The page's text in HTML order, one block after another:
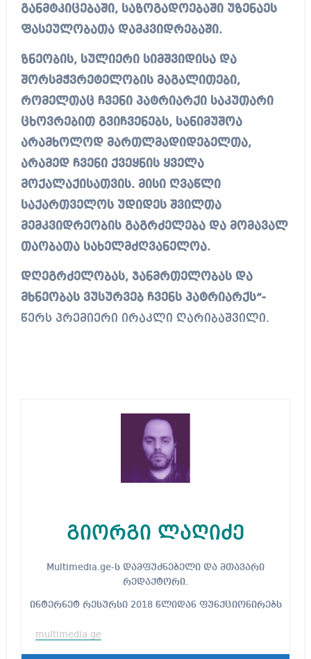
განმტკიცებაში, საზოგადოებაში უზენაეს
ფასეულობათა დამკვიდრებაში.
ზნეობის, სულიერი სიმშვიდისა და
შორსმჭვრეტელობის მაგალითები,
რომელთაც ჩვენი პატრიარქი საკუთარი
ცხოვრებით გვიჩვენებს, სანიმუშოა
არამხოლოდ მართლმადიდებელთა,
არამედ ჩვენი ქვეყნის ყველა
მოქალაქისათვის. მისი ღვაწლი
საქართველოს უდიდეს შვილთა
მემკვიდრეობის გაგრძელება და მომავალ
თაობათა სახელმძღვანელოა.
დღეგრძელობას, ჯანმრთელობას და
მხნეობას ვუსურვებ ჩვენს პატრიარქს”-
წერს პრემიერი ირაკლი ღარიბაშვილი.
გიორგი ლაღიძე
Multimedia.ge-ს დამფუძნებელი და მთავარი
რედაქტორი.
ინტერნეტ რესურსი 2018 წლიდან ფუნქციონირებს
multimedia.ge